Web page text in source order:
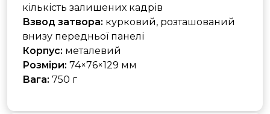
кількість залишених кадрів
Взвод затвора: курковий, розташований
внизу передньої панелі
Корпус: металевий
Розміри: 74×76×129 мм
Вага: 750 г